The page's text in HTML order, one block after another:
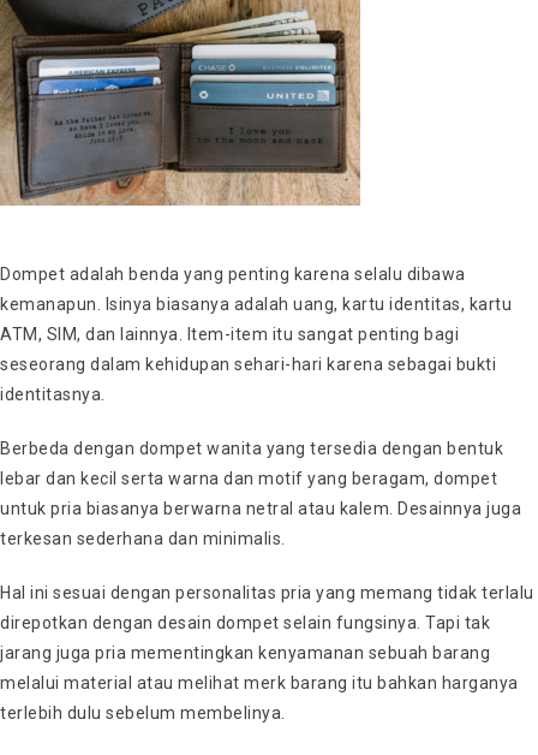
Dompet adalah benda yang penting karena selalu dibawa
kemanapun. Isinya biasanya adalah uang, kartu identitas, kartu
ATM, SIM, dan lainnya. Item-item itu sangat penting bagi
seseorang dalam kehidupan sehari-hari karena sebagai bukti
identitasnya.
Berbeda dengan dompet wanita yang tersedia dengan bentuk
lebar dan kecil serta warna dan motif yang beragam, dompet
untuk pria biasanya berwarna netral atau kalem. Desainnya juga
terkesan sederhana dan minimalis.
Hal ini sesuai dengan personalitas pria yang memang tidak terlalu
direpotkan dengan desain dompet selain fungsinya. Tapi tak
jarang juga pria mementingkan kenyamanan sebuah barang
melalui material atau melihat merk barang itu bahkan harganya
terlebih dulu sebelum membelinya.